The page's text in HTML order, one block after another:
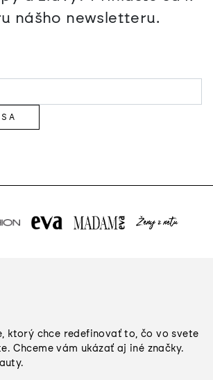
nášho newsletteru.
ktorý chce redefinovať to, čo vo svete
Chceme vám ukázať aj iné značky.